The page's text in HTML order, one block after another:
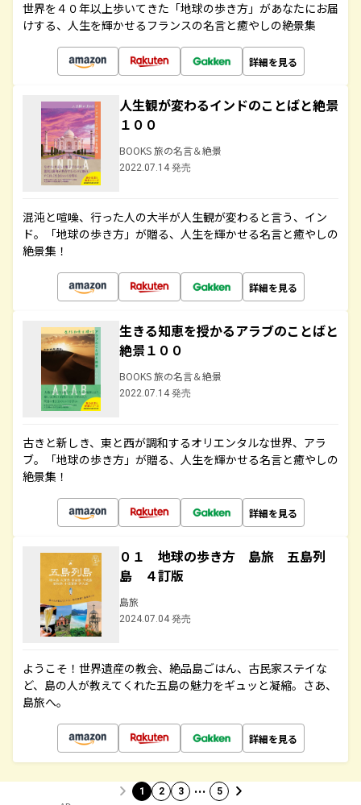
世界を４０年以上歩いてきた「地球の歩き方」があなたにお届
けする、人生を輝かせるフランスの名言と癒やしの絶景集
詳細を見る
人生観が変わるインドのことばと絶景
１００
BOOKS 旅の名言＆絶景
2022.07.14 発売
混沌と喧噪、行った人の大半が人生観が変わると言う、イン
ド。「地球の歩き方」が贈る、人生を輝かせる名言と癒やしの
絶景集！
詳細を見る
生きる知恵を授かるアラブのことばと
絶景１００
BOOKS 旅の名言＆絶景
2022.07.14 発売
古きと新しき、東と西が調和するオリエンタルな世界、アラ
ブ。「地球の歩き方」が贈る、人生を輝かせる名言と癒やしの
絶景集！
詳細を見る
０１ 地球の歩き方 島旅 五島列
島 ４訂版
島旅
2024.07.04 発売
ようこそ！世界遺産の教会、絶品島ごはん、古民家ステイな
ど、島の人が教えてくれた五島の魅力をギュッと凝縮。さあ、
島旅へ。
詳細を見る
1 2 3 … 5